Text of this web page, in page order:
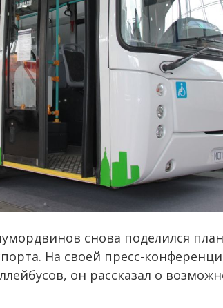
снова поделился
На своей пресс-
он рассказал о